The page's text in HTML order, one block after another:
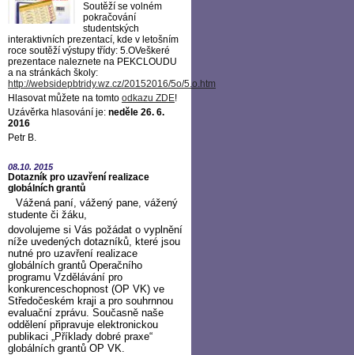
Soutěží se volném
pokračování
studentských
interaktivních prezentací, kde v letošním
roce soutěží výstupy třídy: 5.OVeškeré
prezentace naleznete na PEKCLOUDU
a na stránkách školy:
http://websidepbtridy.wz.cz/20152016/5o/5.o.htm
Hlasovat můžete na tomto odkazu ZDE!
Uzávěrka hlasování je: neděle 26. 6.
2016
Petr B.
08.10. 2015
Dotazník pro uzavření realizace
globálních grantů
Vážená paní, vážený pane, vážený
studente či žáku,
dovolujeme si Vás požádat o vyplnění
níže uvedených dotazníků, které jsou
nutné pro uzavření realizace
globálních grantů Operačního
programu Vzdělávání pro
konkurenceschopnost (OP VK) ve
Středočeském kraji a pro souhrnnou
evaluační zprávu. Současně naše
oddělení připravuje elektronickou
publikaci „Příklady dobré praxe“
globálních grantů OP VK.